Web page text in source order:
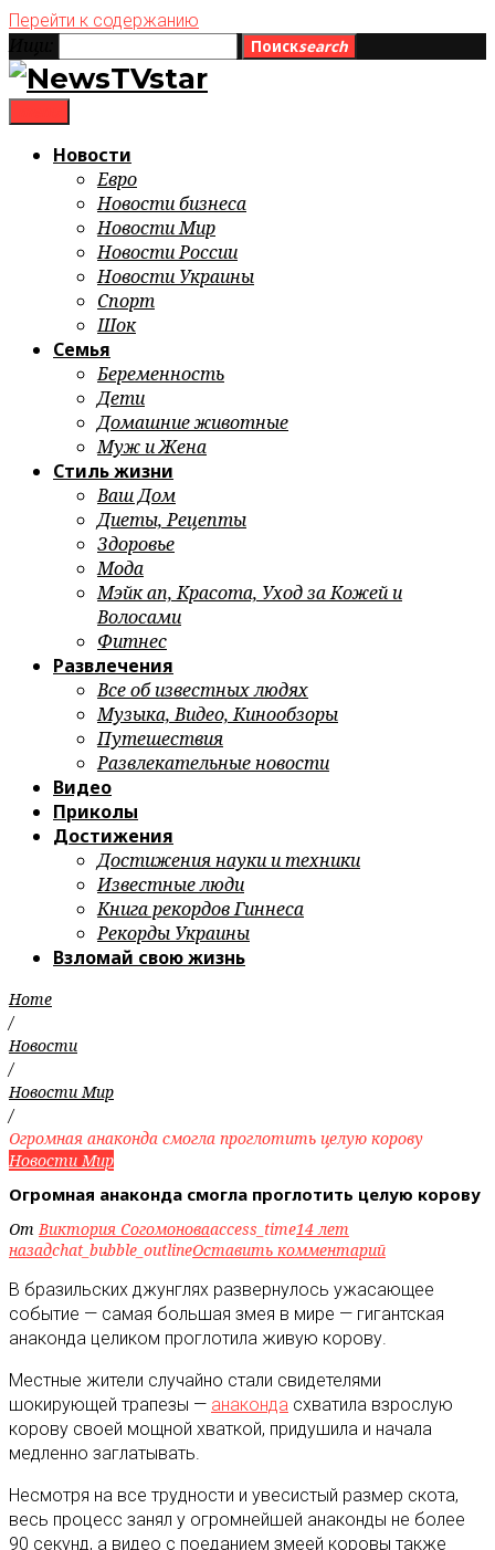
Перейти к содержанию
Поискsearch
Новости
Евро
Новости бизнеса
Новости Мир
Новости России
Новости Украины
Спорт
Шок
Семья
Беременность
Дети
Домашние животные
Муж и Жена
Стиль жизни
Ваш Дом
Диеты, Рецепты
Здоровье
Мода
Мэйк ап, Красота, Уход за Кожей и
Волосами
Фитнес
Развлечения
Все об известных людях
Музыка, Видео, Кинообзоры
Путешествия
Развлекательные новости
Видео
Приколы
Достижения
Достижения науки и техники
Известные люди
Книга рекордов Гиннеса
Рекорды Украины
Взломай свою жизнь
Home
/
Новости
/
Новости Мир
/
Огромная анаконда смогла проглотить целую корову
Новости Мир
Огромная анаконда смогла проглотить целую корову
ОтВиктория Согомоноваaccess_time14 лет
назадchat_bubble_outlineОставить комментарий
В бразильских джунглях развернулось ужасающее
событие — самая большая змея в мире — гигантская
анаконда целиком проглотила живую корову.
Местные жители случайно стали свидетелями
шокирующей трапезы — анаконда схватила взрослую
корову своей мощной хваткой, придушила и начала
медленно заглатывать.
Несмотря на все трудности и увесистый размер скота,
весь процесс занял у огромнейшей анаконды не более
90 секунд, а видео с поеданием змеей коровы также